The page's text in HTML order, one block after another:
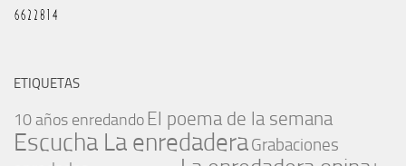
ETIQUETAS
10 años enredando El poema de la semana
Escucha La enredaderaGrabaciones